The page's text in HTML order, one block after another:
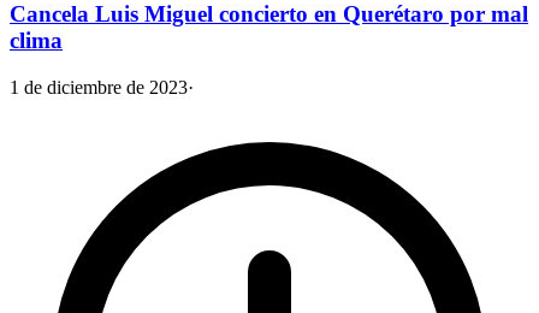
Cancela Luis Miguel concierto en Querétaro por mal
clima
1 de diciembre de 2023·